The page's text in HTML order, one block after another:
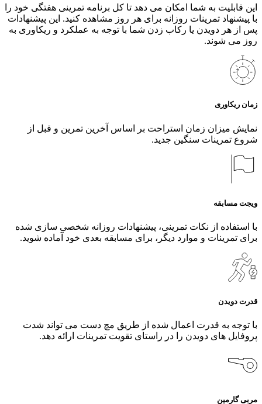
این قابلیت به شما امکان می دهد تا کل برنامه تمرینی هفتگی خود را
با پیشنهاد تمرینات روزانه برای هر روز مشاهده کنید. این پیشنهادات
پس از هر دویدن یا رکاب زدن شما با توجه به عملکرد و ریکاوری به
روز می شوند.
زمان ریکاوری
نمایش میزان زمان استراحت بر اساس آخرین تمرین و قبل از
شروع تمرینات سنگین جدید.
ویجت مسابقه
با استفاده از نکات تمرینی، پیشنهادات روزانه شخصی سازی شده
برای تمرینات و موارد دیگر، برای مسابقه بعدی خود آماده شوید.
قدرت دویدن
با توجه به قدرت اعمال شده از طریق مچ دست می تواند شدت
پروفایل های دویدن را در راستای تقویت تمرینات ارائه دهد.
مربی گارمین